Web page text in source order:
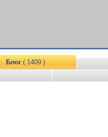
Блог( 1409 )